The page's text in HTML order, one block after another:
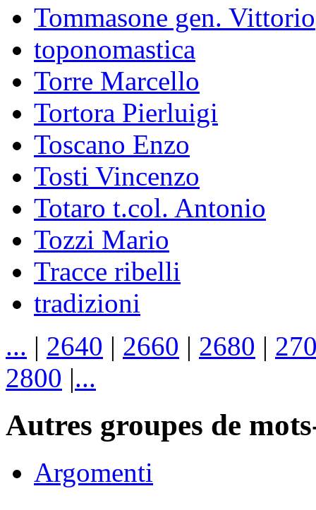
Tommasone gen. Vittorio
toponomastica
Torre Marcello
Tortora Pierluigi
Toscano Enzo
Tosti Vincenzo
Totaro t.col. Antonio
Tozzi Mario
Tracce ribelli
tradizioni
... | 2640 | 2660 | 2680 |
2800 |...
Autres groupes de
Argomenti